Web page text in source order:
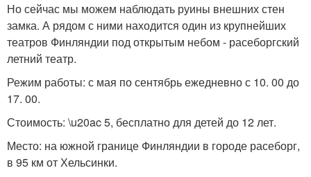
Но сейчас мы можем наблюдать руины внешних стен
замка. А рядом с ними находится один из крупнейших
театров Финляндии под открытым небом - расеборгский
летний театр.
Режим работы: с мая по сентябрь ежедневно с 10. 00 до
17. 00.
Стоимость: \u20ac 5, бесплатно для детей до 12 лет.
Место: на южной границе Финляндии в городе расеборг,
в 95 км от Хельсинки.